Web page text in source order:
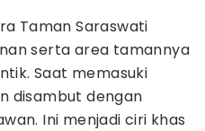
Taman Saraswati
serta area tamannya
Saat memasuki
disambut dengan
Ini menjadi ciri khas